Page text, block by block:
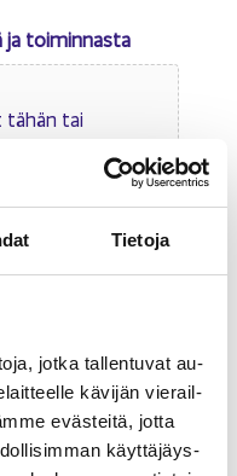
Tie­to­ja
jotka tal­len­tu­vat au­
kä­vi­jän vie­rail­
eväs­tei­tä, jotta
käyt­tä­jäys­
toiminnasta
tai
png, pdf, Max. tie­
säh­kö­pos­tit­